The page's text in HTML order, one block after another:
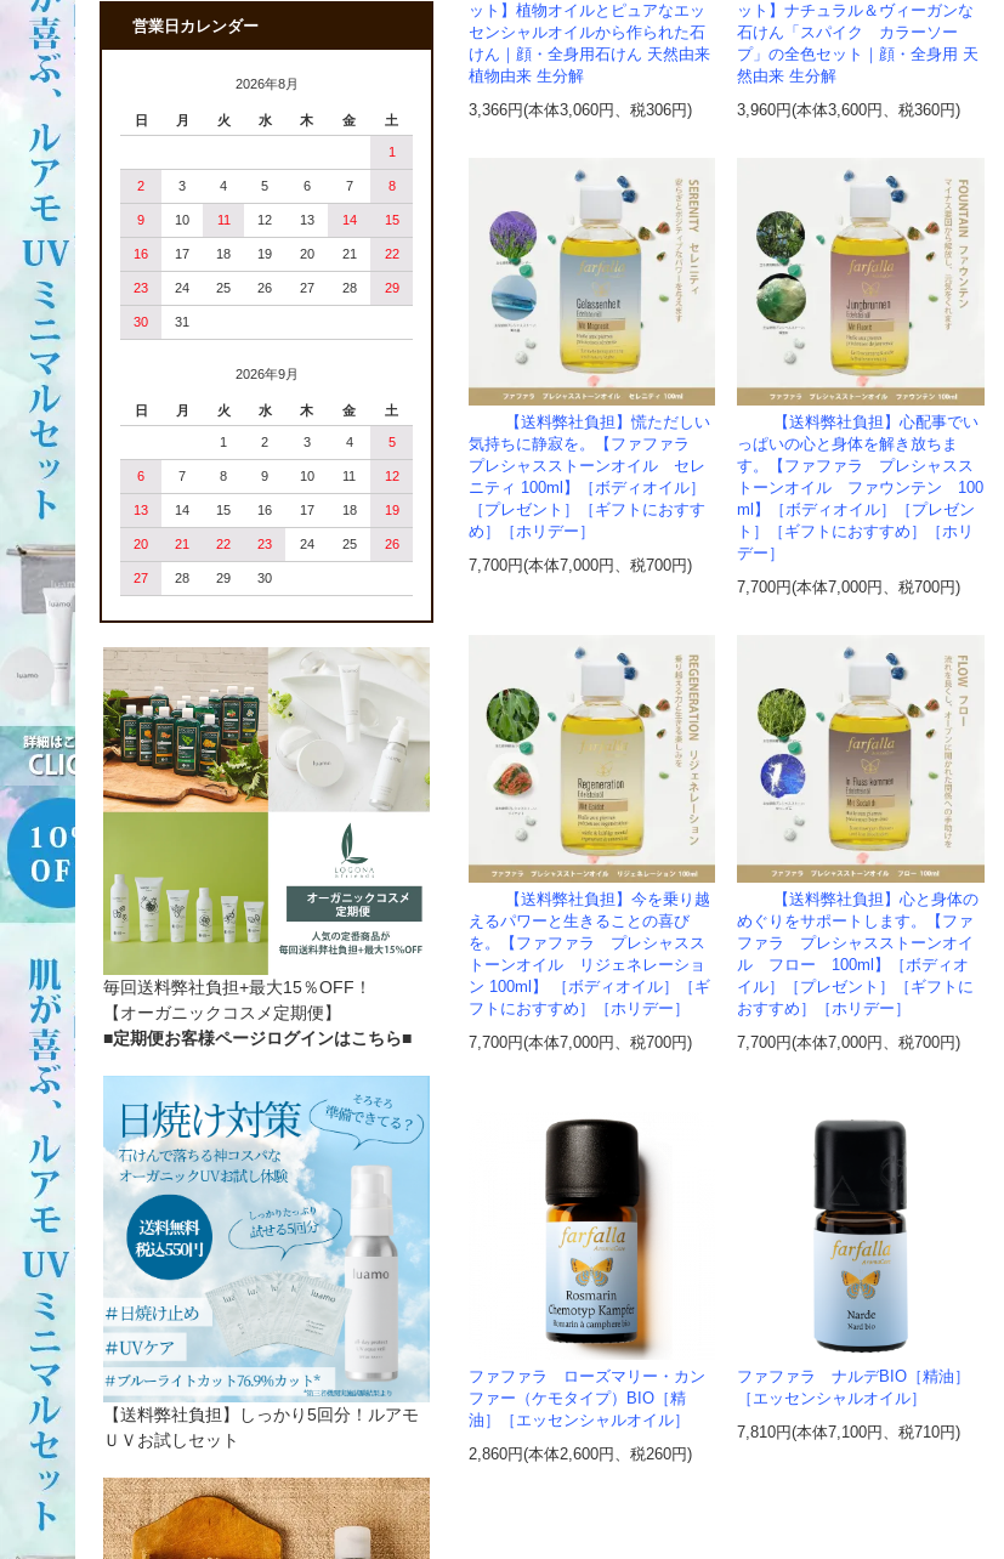
ット】植物オイルとピュアなエッ
センシャルオイルから作られた石
けん｜顔・全身用石けん 天然由来
植物由来 生分解
3,366円(本体3,060円、税306円)
ット】ナチュラル＆ヴィーガンな
石けん「スパイク カラーソー
プ」の全色セット｜顔・全身用 天
然由来 生分解
3,960円(本体3,600円、税360円)
【送料弊社負担】慌ただしい
気持ちに静寂を。【ファファラ
プレシャスストーンオイル セレ
ニティ 100ml】［ボディオイル］
［プレゼント］［ギフトにおすす
め］［ホリデー］
7,700円(本体7,000円、税700円)
【送料弊社負担】心配事でい
っぱいの心と身体を解き放ちま
す。【ファファラ プレシャスス
トーンオイル ファウンテン 100
ml】［ボディオイル］［プレゼン
ト］［ギフトにおすすめ］［ホリ
デー］
7,700円(本体7,000円、税700円)
【送料弊社負担】今を乗り越
えるパワーと生きることの喜び
を。【ファファラ プレシャスス
トーンオイル リジェネレーショ
ン 100ml】 ［ボディオイル］［ギ
フトにおすすめ］［ホリデー］
7,700円(本体7,000円、税700円)
【送料弊社負担】心と身体の
めぐりをサポートします。【ファ
ファラ プレシャスストーンオイ
ル フロー 100ml】［ボディオ
イル］［プレゼント］［ギフトに
おすすめ］［ホリデー］
7,700円(本体7,000円、税700円)
ファファラ ローズマリー・カン
ファー（ケモタイプ）BIO［精
油］［エッセンシャルオイル］
2,860円(本体2,600円、税260円)
ファファラ ナルデBIO［精油］
［エッセンシャルオイル］
7,810円(本体7,100円、税710円)
営業日カレンダー
2026年8月
日 月 火 水 木 金 土
1
2 3 4 5 6 7 8
9 10 11 12 13 14 15
16 17 18 19 20 21 22
23 24 25 26 27 28 29
30 31
2026年9月
日 月 火 水 木 金 土
1 2 3 4 5
6 7 8 9 10 11 12
13 14 15 16 17 18 19
20 21 22 23 24 25 26
27 28 29 30
毎回送料弊社負担+最大15％OFF！
【オーガニックコスメ定期便】
■定期便お客様ページログインはこちら■
【送料弊社負担】しっかり5回分！ルアモ
ＵＶお試しセット